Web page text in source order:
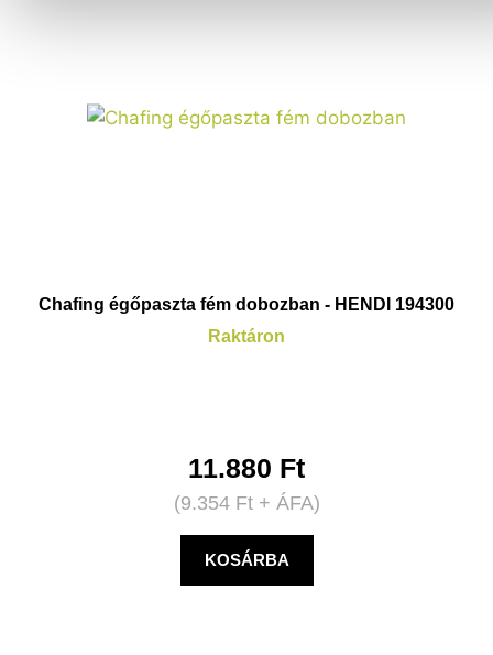
Chafing égőpaszta fém dobozban - HENDI 194300
Raktáron
11.880 Ft
(9.354 Ft+ ÁFA)
KOSÁRBA